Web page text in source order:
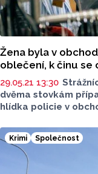
Žena byla v
oblečení, k činu se
29.05.21 13:30
dvěma stovkám
hlídka policie v
oblečení, ale při
Ke krádeži se však
problém, bylo to, že
orgánu k dalšímu
Krimi Společnost